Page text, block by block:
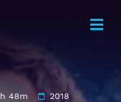
48m
2018